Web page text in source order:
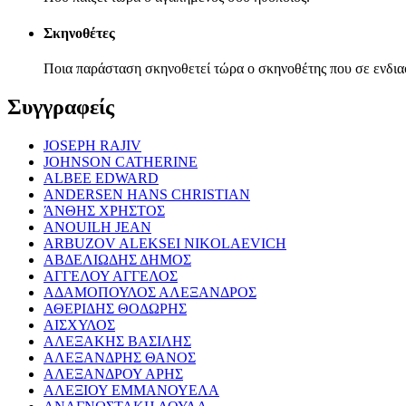
Σκηνοθέτες
Ποια παράσταση σκηνοθετεί τώρα ο σκηνοθέτης που σε
Συγγραφείς
JOSEPH RAJIV
JOHNSON CATHERINE
ALBEE EDWARD
ANDERSEN HANS CHRISTIAN
ΆΝΘΗΣ ΧΡΗΣΤΟΣ
ANOUILH JEAN
ARBUZOV ALEKSEI NIKOLAEVICH
ΑΒΔΕΛΙΩΔΗΣ ΔΗΜΟΣ
ΑΓΓΕΛΟΥ ΑΓΓΕΛΟΣ
ΑΔΑΜΟΠΟΥΛΟΣ ΑΛΕΞΑΝΔΡΟΣ
ΑΘΕΡΙΔΗΣ ΘΟΔΩΡΗΣ
ΑΙΣΧΥΛΟΣ
ΑΛΕΞΑΚΗΣ ΒΑΣΙΛΗΣ
ΑΛΕΞΑΝΔΡΗΣ ΘΑΝΟΣ
ΑΛΕΞΑΝΔΡΟΥ ΑΡΗΣ
ΑΛΕΞΙΟΥ ΕΜΜΑΝΟΥΕΛΑ